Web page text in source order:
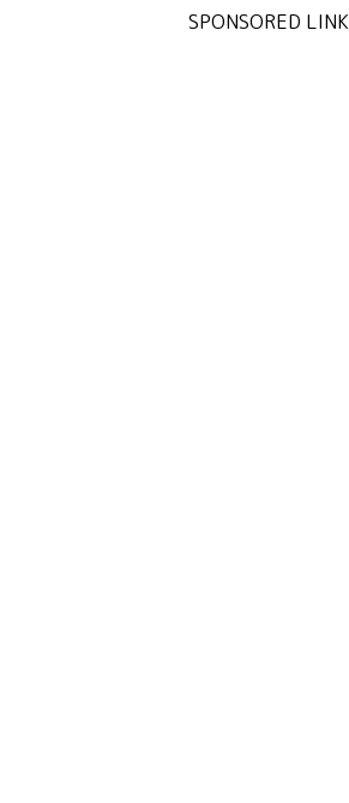
SPONSORED LINK